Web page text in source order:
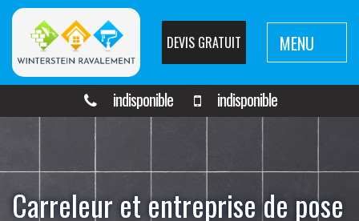
DEVIS GRATUIT MENU
indisponible indisponible
Carreleur et entreprise de pose